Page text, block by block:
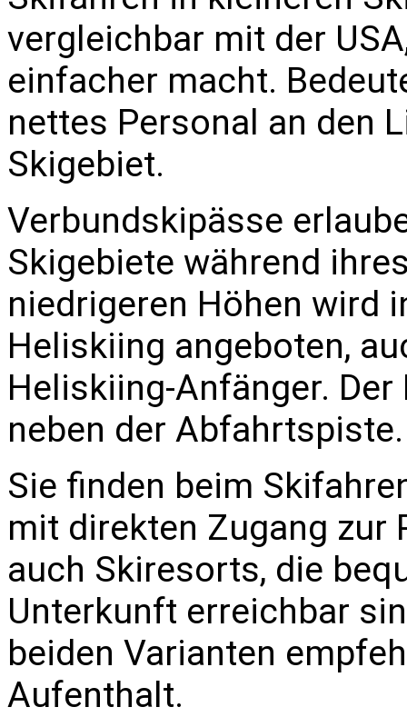
vergleichbar mit der
einfacher macht.
nettes Personal an den
Skigebiet.
Verbundskipässe
Skigebiete während
niedrigeren Höhen wird
Heliskiing angeboten,
Heliskiing-Anfänger.
neben der Abfahrtspiste.
Sie finden beim
mit direkten Zugang zur
auch Skiresorts, die
Unterkunft erreichbar
beiden Varianten
Aufenthalt.